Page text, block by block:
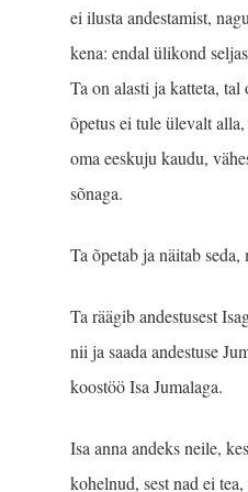
ei ilusta andestamist,
kena: endal ülikond
Ta on alasti ja katteta, tal
õpetus ei tule ülevalt
oma eeskuju kaudu,
sõnaga.
Ta õpetab ja näitab
Ta räägib andestusest
nii ja saada andestuse
koostöö Isa Jumalaga.
Isa anna andeks neile,
kohelnud, sest nad ei